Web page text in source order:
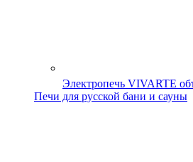
Электропечь VIVARTE
Печи для русской бани и сауны